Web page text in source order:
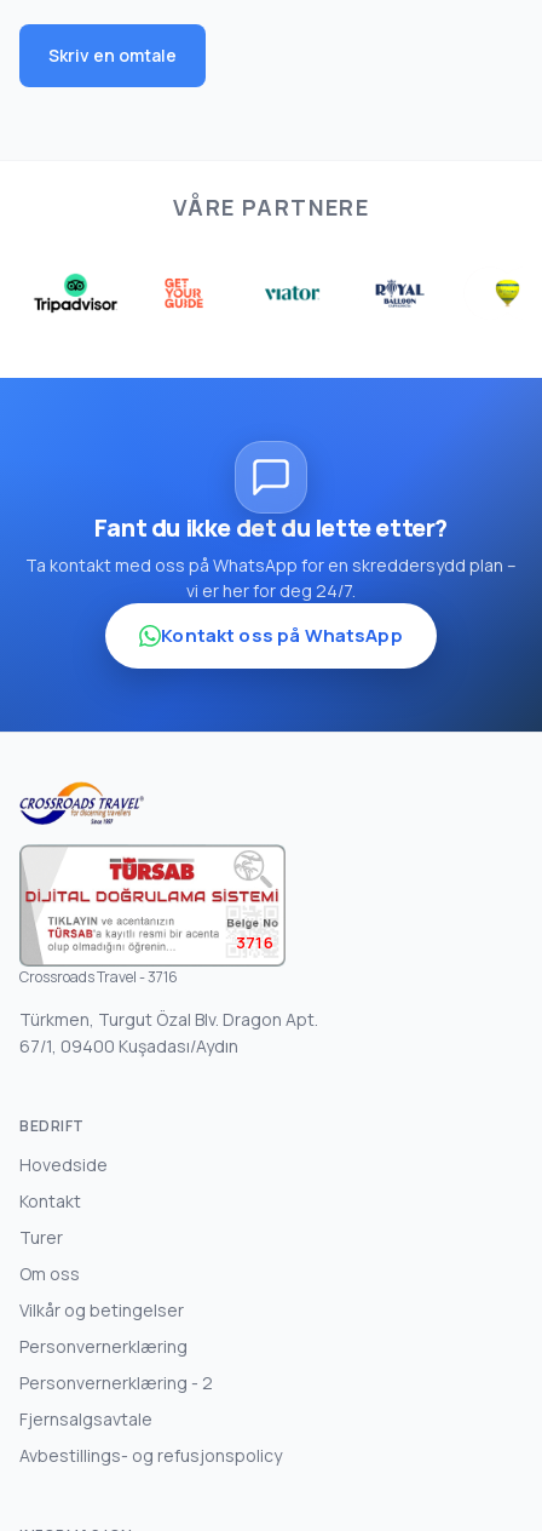
Skriv en omtale
VÅRE PARTNERE
Fant du ikke det du lette etter?
Ta kontakt med oss på WhatsApp for en skreddersydd plan –
vi er her for deg 24/7.
Kontakt oss på WhatsApp
3716
Crossroads Travel - 3716
Türkmen, Turgut Özal Blv. Dragon Apt.
67/1, 09400 Kuşadası/Aydın
BEDRIFT
Hovedside
Kontakt
Turer
Om oss
Vilkår og betingelser
Personvernerklæring
Personvernerklæring - 2
Fjernsalgsavtale
Avbestillings- og refusjonspolicy